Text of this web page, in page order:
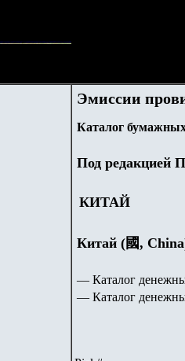
Эмиссии
Каталог
Под редакцией
КИТАЙ
Китай (國,
— Каталог
— Каталог